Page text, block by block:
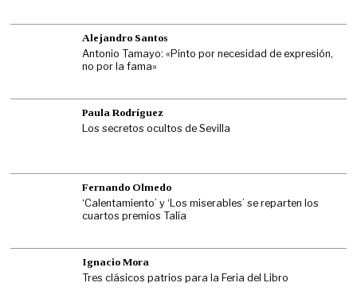
Alejandro Santos
Antonio Tamayo: «Pinto por necesidad de expresión,
no por la fama»
Paula Rodríguez
Los secretos ocultos de Sevilla
Fernando Olmedo
‘Calentamiento’ y ‘Los miserables’ se reparten los
cuartos premios Talía
Ignacio Mora
Tres clásicos patrios para la Feria del Libro